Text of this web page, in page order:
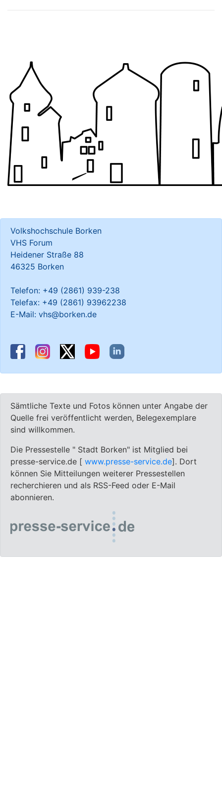
Volkshochschule Borken
VHS Forum
Heidener Straße 88
46325 Borken
Telefon: +49 (2861) 939-238
Telefax: +49 (2861) 93962238
E-Mail: vhs@borken.de
Sämtliche Texte und Fotos können unter Angabe der
Quelle frei veröffentlicht werden, Belegexemplare
sind willkommen.
Die Pressestelle " Stadt Borken" ist Mitglied bei
presse-service.de [ www.presse-service.de]. Dort
können Sie Mitteilungen weiterer Pressestellen
recherchieren und als RSS-Feed oder E-Mail
abonnieren.